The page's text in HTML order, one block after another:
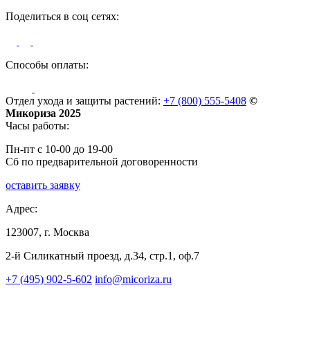
Поделиться в соц сетях:
Способы оплаты:
Отдел ухода и защиты растений: +7 (800) 555-5408 ©
Микориза 2025
Часы работы:
Пн-пт с 10-00 до 19-00
Сб по предварительной договоренности
оставить заявку
Адрес:
123007, г. Москва
2-й Силикатный проезд, д.34, стр.1, оф.7
+7 (495) 902-5-602 info@micoriza.ru